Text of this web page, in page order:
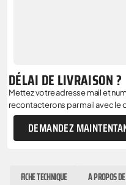
DÉLAI DE LIVRAISON ?
Mettez votre adresse mail et
recontacterons par mail avec le
DEMANDEZ
FICHE TECHNIQUE A PROPOS